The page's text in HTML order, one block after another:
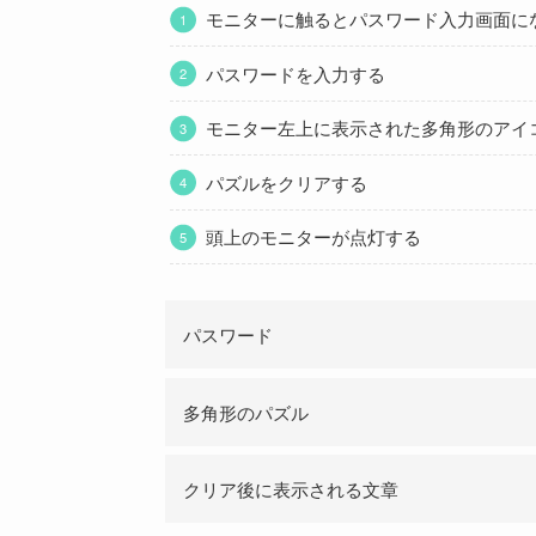
モニターに触るとパスワード入力画面に
パスワードを入力する
モニター左上に表示された多角形のアイ
パズルをクリアする
頭上のモニターが点灯する
パスワード
多角形のパズル
クリア後に表示される文章